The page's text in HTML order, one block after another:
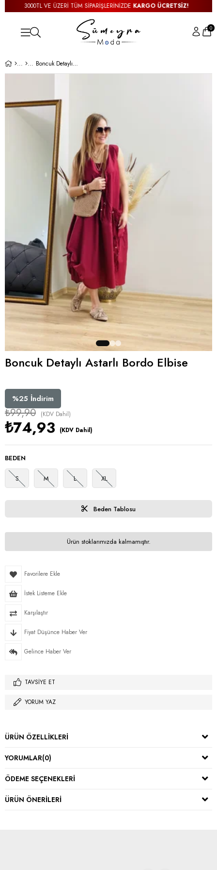
3000TL VE ÜZERİ TÜM SİPARİŞLERİNİZDEKARGO ÜCRETSİZ!
0
Boncuk Detaylı Astarlı Bordo Elbise
Boncuk Detaylı Astarlı Bordo Elbise
%25 İndirim
₺99,90 (KDV Dahil)
₺74,93 (KDV Dahil)
BEDEN
S M L XL
Beden Tablosu
Ürün stoklarımızda kalmamıştır.
Favorilere Ekle
İstek Listeme Ekle
Karşılaştır
Fiyat Düşünce Haber Ver
Gelince Haber Ver
TAVSIYE ET
YORUM YAZ
ÜRÜN ÖZELLIKLERI
YORUMLAR(0)
ÖDEME SEÇENEKLERI
ÜRÜN ÖNERILERI